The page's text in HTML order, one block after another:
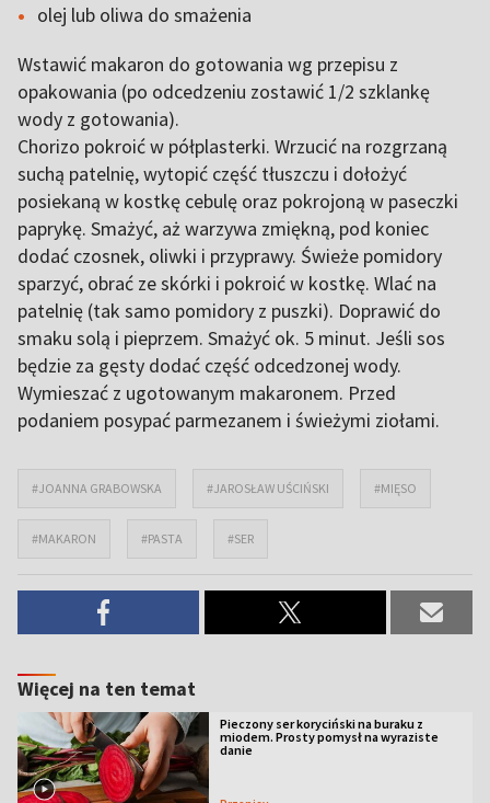
olej lub oliwa do smażenia
Wstawić makaron do gotowania wg przepisu z
opakowania (po odcedzeniu zostawić 1/2 szklankę
wody z gotowania).
Chorizo pokroić w półplasterki. Wrzucić na rozgrzaną
suchą patelnię, wytopić część tłuszczu i dołożyć
posiekaną w kostkę cebulę oraz pokrojoną w paseczki
paprykę. Smażyć, aż warzywa zmiękną, pod koniec
dodać czosnek, oliwki i przyprawy. Świeże pomidory
sparzyć, obrać ze skórki i pokroić w kostkę. Wlać na
patelnię (tak samo pomidory z puszki). Doprawić do
smaku solą i pieprzem. Smażyć ok. 5 minut. Jeśli sos
będzie za gęsty dodać część odcedzonej wody.
Wymieszać z ugotowanym makaronem. Przed
podaniem posypać parmezanem i świeżymi ziołami.
#JOANNA GRABOWSKA #JAROSŁAW UŚCIŃSKI #MIĘSO
#MAKARON #PASTA #SER
Więcej na ten temat
Pieczony ser koryciński na buraku z
miodem. Prosty pomysł na wyraziste
danie